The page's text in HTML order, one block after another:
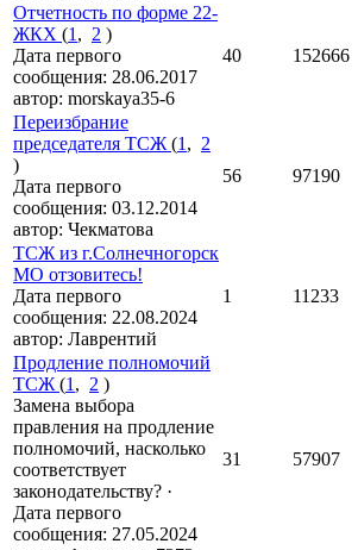
Отчетность по форме 22-
ЖКХ (1 , 2 )
Дата первого
сообщения: 28.06.2017
автор: morskaya35-6
40 152666
Переизбрание
председателя ТСЖ (1 , 2
)
Дата первого
сообщения: 03.12.2014
автор: Чекматова
56 97190
ТСЖ из г.Солнечногорск
МО отзовитесь!
Дата первого
сообщения: 22.08.2024
автор: Лаврентий
1 11233
Продление полномочий
ТСЖ (1 , 2 )
Замена выбора
правления на продление
полномочий, насколько
соответствует
законодательству? ·
Дата первого
сообщения: 27.05.2024
31 57907